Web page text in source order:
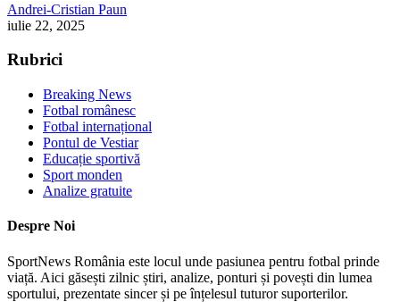
Andrei-Cristian Paun
iulie 22, 2025
Rubrici
Breaking News
Fotbal românesc
Fotbal internațional
Pontul de Vestiar
Educație sportivă
Sport monden
Analize gratuite
Despre Noi
SportNews România este locul unde pasiunea pentru fotbal prinde
viață. Aici găsești zilnic știri, analize, ponturi și povești din lumea
sportului, prezentate sincer și pe înțelesul tuturor suporterilor.